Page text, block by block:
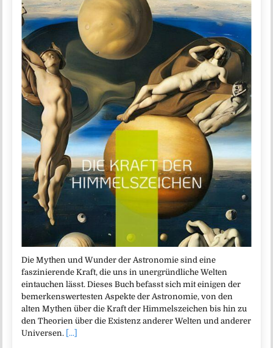
Die Mythen und Wunder der Astronomie sind eine
faszinierende Kraft, die uns in unergründliche Welten
eintauchen lässt. Dieses Buch befasst sich mit einigen der
bemerkenswertesten Aspekte der Astronomie, von den
alten Mythen über die Kraft der Himmelszeichen bis hin zu
den Theorien über die Existenz anderer Welten und anderer
Universen. [...]